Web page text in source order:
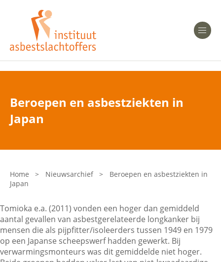
Heeft u Mesothelioom?
Heeft u Asbestose?
Bent u arts?
Asbest en Gezondheid
Laatste nieuws
Onze organisatie
Veelgestelde vragen
Contactgegevens
Beroepen en asbestziekten in
Japan
Home > Nieuwsarchief >
Beroepen en asbestziekten in
Japan
Tomioka e.a. (2011) vonden een hoger dan gemiddeld
aantal gevallen van asbestgerelateerde longkanker bij
mensen die als pijpfitter/isoleerders tussen 1949 en 1979
op een Japanse scheepswerf hadden gewerkt. Bij
verwarmingsmonteurs was dit gemiddelde niet hoger.